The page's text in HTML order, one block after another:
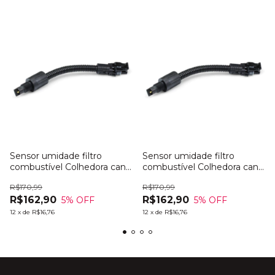
Sensor umidade filtro
combustível Colhedora cana
R$162,90
R$170,99
5% OFF
12 x de R$16,76
Sensor umidade filtro
combustível Colhedora cana
R$162,90
R$170,99
5% OFF
12 x de R$16,76